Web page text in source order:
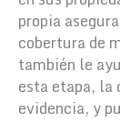
propia
cobertura de
también le
esta etapa, la
evidencia, y